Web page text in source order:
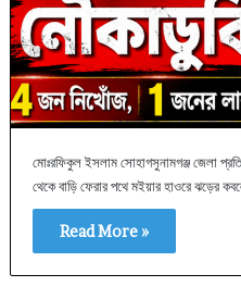
মোঃরফিকুল ইসলাম সোহাগসুনামগঞ্জ জেলা
থেকে বাড়ি ফেরার পথে মইয়ার হাওরে ঝড়ের
Read More »